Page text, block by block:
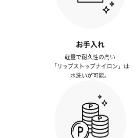
お手入れ
軽量で耐久性の高い
「リップストップナイロン」は
水洗いが可能。